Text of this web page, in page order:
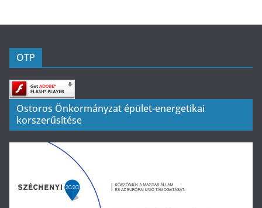
OTP
Ostoros Önkormányzat épület-energetikai
korszerűsítése